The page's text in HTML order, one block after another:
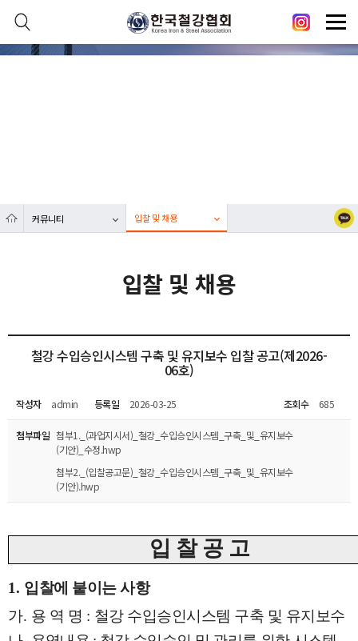
닫기
커뮤니티 입찰 및 채용
입찰 및 채용
철강 수입승인시스템 구축 및 유지보수 입찰 공고(제2026-
06호)
작성자 admin 등록일 2026-03-25 조회수 685
첨부파일 첨부1._(과업지시서)_철강_수입승인시스템_구축_및_유지보수
(기안)_수정.hwp
첨부2._(입찰공고문)_철강_수입승인시스템_구축_및_유지보수
(기안).hwp
입 찰 공 고
1. 입찰에 붙이는 사항
가. 용 역 명 : 철강 수입승인시스템 구축 및 유지보수